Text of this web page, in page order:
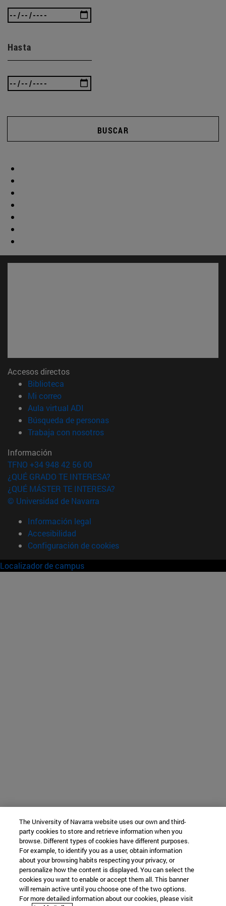
Hasta
BUSCAR
Accesos directos
Biblioteca
Mi correo(abre en nueva ventana)
Aula virtual ADI
Búsqueda de personas(abre en nueva ventana)
Trabaja con nosotros(abre en nueva ventana)
Información
TFNO +34 948 42 56 00
¿QUÉ GRADO TE INTERESA?
¿QUÉ MÁSTER TE INTERESA?
© Universidad de Navarra
Información legal
Accesibilidad
Configuración de cookies
Localizador de campus
The University of Navarra website uses our own and third-
party cookies to store and retrieve information when you
browse. Different types of cookies have different purposes.
For example, to identify you as a user, obtain information
about your browsing habits respecting your privacy, or
personalize how the content is displayed. You can select the
cookies you want to enable or accept them all. This banner
will remain active until you choose one of the two options.
For more detailed information about our cookies, please visit